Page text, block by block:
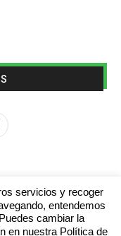
con nosotros
servicios y recoger
entendemos
cambiar la
en nuestra Política de